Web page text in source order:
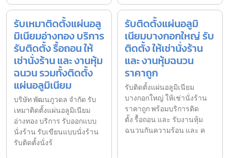
รับเหมาติดตั้งแผ่นอลู
มิเนียมอ่างทอง บริการ
รับติดตั้ง รื้อถอน ให้
เช่านั่งร้าน และ งานหุ้ม
ฉนวน รวมทั้งติดตั้ง
แผ่นอลูมิเนียม
บริษัท พัฒนภูวดล จำกัด รับ
เหมาติดตั้งแผ่นอลูมิเนียม
อ่างทอง บริการ รับออกแบบ
นั่งร้าน รับเขียนแบบนั่งร้าน
รับติดตั้งนั่งร้
รับติดตั้งแผ่นอลูมิ
เนียมบางกอกใหญ่ รับ
ติดตั้ง ให้เช่านั่งร้าน
และ งานหุ้มฉนวน
ราคาถูก
รับติดตั้งแผ่นอลูมิเนียม
บางกอกใหญ่ ให้เช่านั่งร้าน
ราคาถูก พร้อมบริการติด
ตั้ง รื้อถอน และ รับงานหุ้ม
ฉนวนกันความร้อน และ ค